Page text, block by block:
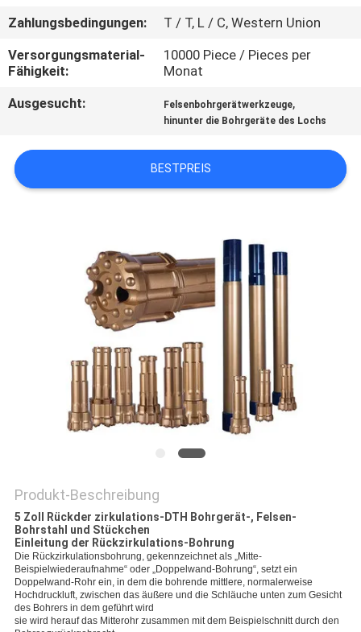
TRETEN
SIE
MIT
UNS
VERBINDUNG
SITEMAP
PRIVACY
POLICY
Zahlungsbedingungen:
T / T, L / C, Western Union
Versorgungsmaterial-
Fähigkeit:
10000 Piece / Pieces per
Monat
Ausgesucht:
Felsenbohrgerätwerkzeuge,
hinunter die Bohrgeräte des Lochs
BESTPREIS
Produkt-Beschreibung
5 Zoll Rückder zirkulations-DTH Bohrgerät-, Felsen-
Bohrstahl und Stückchen
Einleitung der Rückzirkulations-Bohrung
Die Rückzirkulationsbohrung, gekennzeichnet als „Mitte-
Beispielwiederaufnahme“ oder „Doppelwand-Bohrung“, setzt ein
Doppelwand-Rohr ein, in dem die bohrende mittlere, normalerweise
Hochdruckluft, zwischen das äußere und die Schläuche unten zum Gesicht
des Bohrers in dem geführt wird
sie wird herauf das Mitterohr zusammen mit dem Beispielschnitt durch den